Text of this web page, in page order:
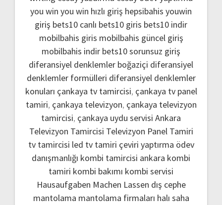
you win you win hızlı giriş hepsibahis youwin
giriş bets10 canlı bets10 giris bets10 indir
mobilbahis giris mobilbahis güncel giriş
mobilbahis indir bets10 sorunsuz giriş
diferansiyel denklemler boğaziçi diferansiyel
denklemler formülleri diferansiyel denklemler
konuları çankaya tv tamircisi, çankaya tv panel
tamiri, çankaya televizyon, çankaya televizyon
tamircisi, çankaya uydu servisi Ankara
Televizyon Tamircisi Televizyon Panel Tamiri
tv tamircisi led tv tamiri çeviri yaptırma ödev
danışmanlığı kombi tamircisi ankara kombi
tamiri kombi bakımı kombi servisi
Hausaufgaben Machen Lassen dış cephe
mantolama mantolama firmaları halı saha